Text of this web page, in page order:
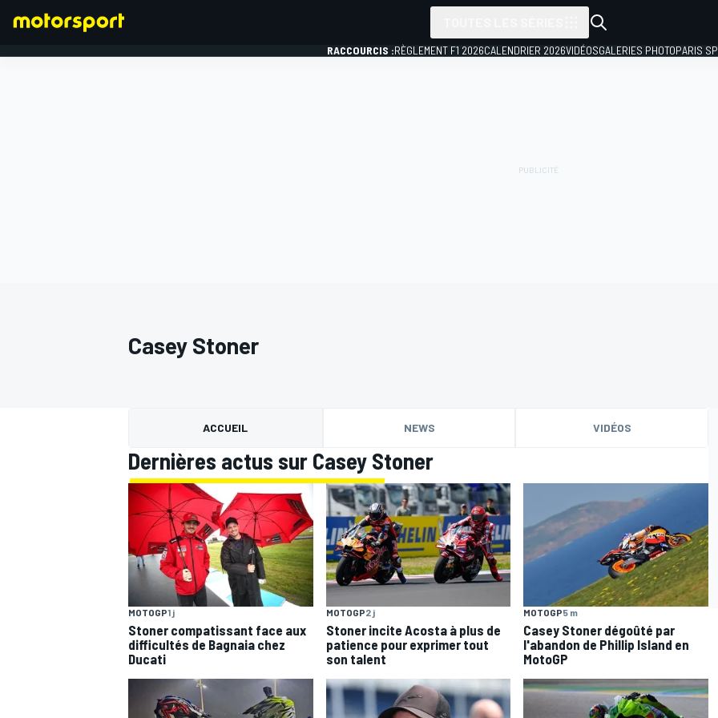
MOTOGP
RACCOURCIS :RÈGLEMENT F1 2026CALENDRIER 2026VIDÉOSGALERIES PHOTOPARIS
Casey Stoner
ACCUEIL NEWS VIDÉOS
Dernières actus sur Casey Stoner
MOTOGP1 j
Stoner compatissant face aux
difficultés de Bagnaia chez
Ducati
MOTOGP2 j
Stoner incite Acosta à plus de
patience pour exprimer tout
son talent
MOTOGP5 m
Casey Stoner dégoûté par
l'abandon de Phillip Island en
MotoGP